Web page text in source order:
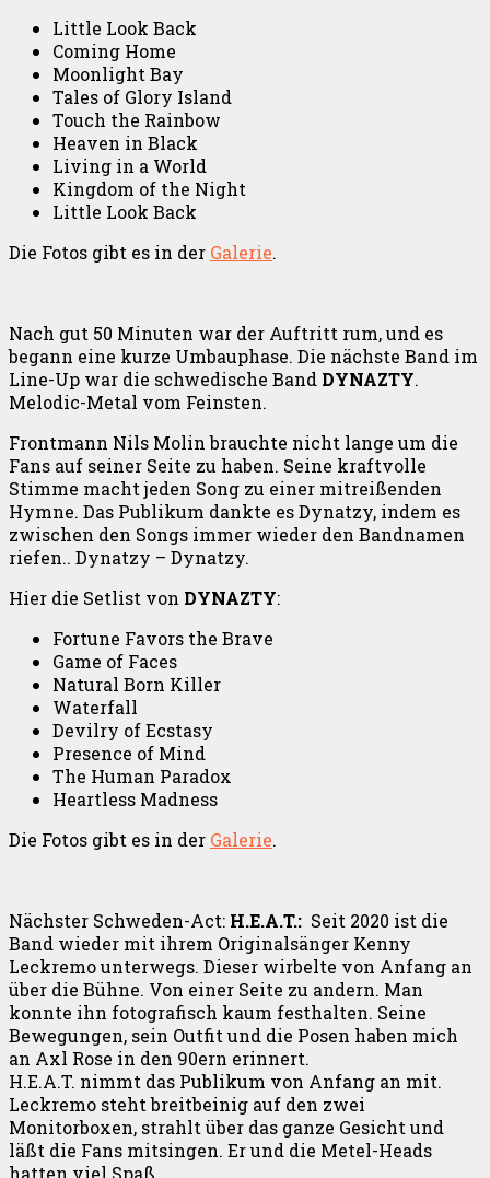
Little Look Back
Coming Home
Moonlight Bay
Tales of Glory Island
Touch the Rainbow
Heaven in Black
Living in a World
Kingdom of the Night
Little Look Back
Die Fotos gibt es in der Galerie.
Nach gut 50 Minuten war der Auftritt rum, und es
begann eine kurze Umbauphase. Die nächste Band im
Line-Up war die schwedische Band DYNAZTY.
Melodic-Metal vom Feinsten.
Frontmann Nils Molin brauchte nicht lange um die
Fans auf seiner Seite zu haben. Seine kraftvolle
Stimme macht jeden Song zu einer mitreißenden
Hymne. Das Publikum dankte es Dynatzy, indem es
zwischen den Songs immer wieder den Bandnamen
riefen.. Dynatzy – Dynatzy.
Hier die Setlist von DYNAZTY:
Fortune Favors the Brave
Game of Faces
Natural Born Killer
Waterfall
Devilry of Ecstasy
Presence of Mind
The Human Paradox
Heartless Madness
Die Fotos gibt es in der Galerie.
Nächster Schweden-Act: H.E.A.T.: Seit 2020 ist die
Band wieder mit ihrem Originalsänger Kenny
Leckremo unterwegs. Dieser wirbelte von Anfang an
über die Bühne. Von einer Seite zu andern. Man
konnte ihn fotografisch kaum festhalten. Seine
Bewegungen, sein Outfit und die Posen haben mich
an Axl Rose in den 90ern erinnert.
H.E.A.T. nimmt das Publikum von Anfang an mit.
Leckremo steht breitbeinig auf den zwei
Monitorboxen, strahlt über das ganze Gesicht und
läßt die Fans mitsingen. Er und die Metel-Heads
hatten viel Spaß.